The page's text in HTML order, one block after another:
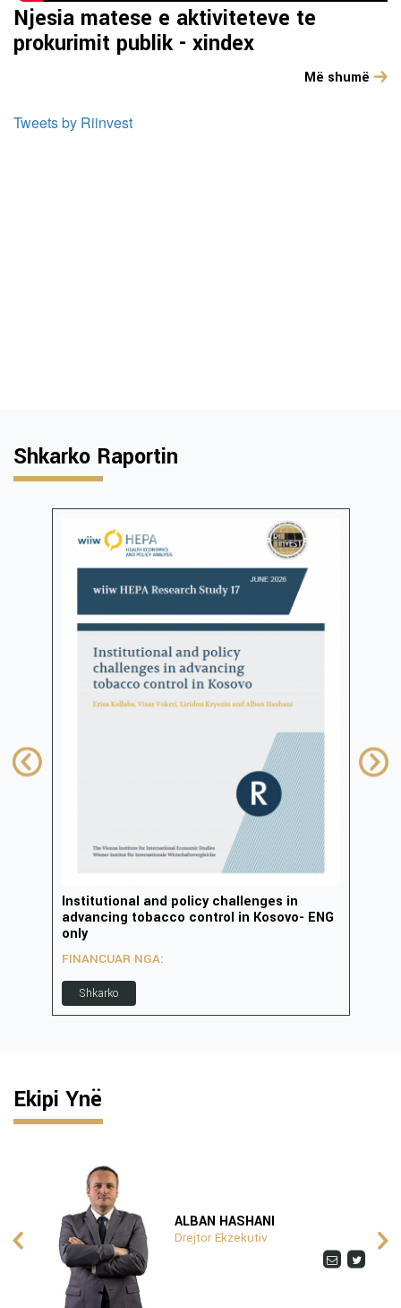
Njesia matese e aktiviteteve te
prokurimit publik - xindex
Më shumë
Tweets by Riinvest
Shkarko Raportin
Institutional and policy challenges in
advancing tobacco control in Kosovo- ENG
only
FINANCUAR NGA:
Shkarko
Ekipi Ynë
ALBAN HASHANI
Drejtor Ekzekutiv